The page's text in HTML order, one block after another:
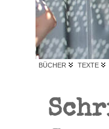
BÜCHER TEXTE